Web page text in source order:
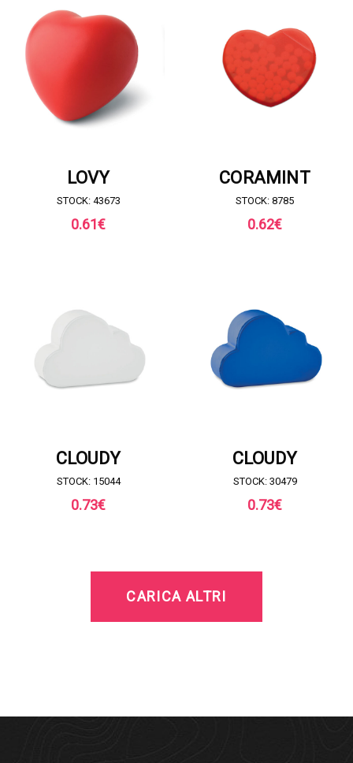
LOVY
STOCK: 43673
0.61€
CORAMINT
STOCK: 8785
0.62€
CLOUDY
STOCK: 15044
0.73€
CLOUDY
STOCK: 30479
0.73€
CARICA ALTRI